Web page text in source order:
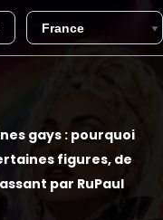
gays : pourquoi
figures, de
par RuPaul